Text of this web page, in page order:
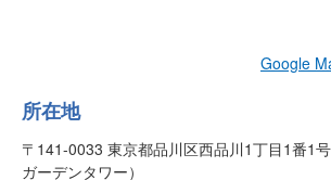
Google
所在地
〒141-0033 東京都品川区西品川1丁目1番1
ガーデンタワー）